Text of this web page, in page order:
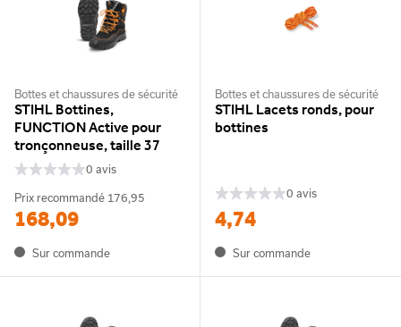
Bottes et chaussures de sécurité
STIHL Bottines,
FUNCTION Active pour
tronçonneuse, taille 37
0 avis
Prix recommandé 176,95
168,09
Sur commande
Bottes et chaussures de sécurité
STIHL Lacets ronds, pour
bottines
0 avis
4,74
Sur commande